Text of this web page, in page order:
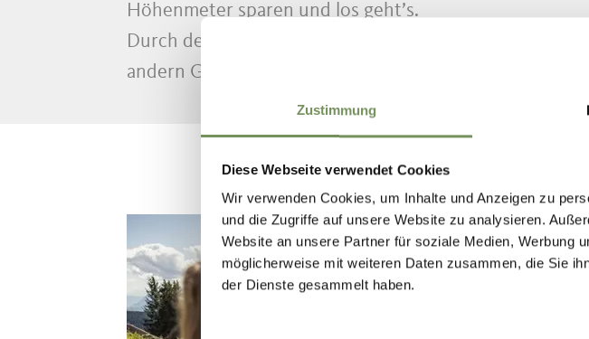
Zustimmung
Diese Webseite verwendet Cookies
Wir verwenden Cookies, um Inhalte und Anzeigen zu
und die Zugriffe auf unsere Website zu analysieren.
Website an unsere Partner für soziale Medien, Werbung
möglicherweise mit weiteren Daten zusammen, die Sie
der Dienste gesammelt haben.
Höhenmeter sparen und los geht’s.
Durch den mühelosen Aufstieg direkt ins
andern Gipfel zu erklimmen und die Aussicht zu